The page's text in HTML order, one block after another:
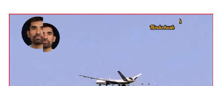
که
می‌شود،
ویران